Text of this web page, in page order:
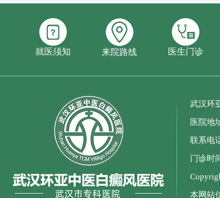
就医须知 来院路线 医生门诊
武汉环
医院地
联系电
门诊时
本网站